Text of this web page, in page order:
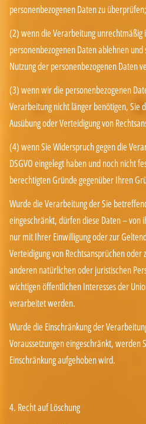
personenbezogenen Daten zu überprüfen;
(2) wenn die Verarbeitung unrechtmäßig
personenbezogenen Daten ablehnen
Nutzung der personenbezogenen Daten
(3) wenn wir die personenbezogenen
Verarbeitung nicht länger benötigen, Sie
Ausübung oder Verteidigung von
(4) wenn Sie Widerspruch gegen die
DSGVO eingelegt haben und noch nicht
berechtigten Gründe gegenüber Ihren
Wurde die Verarbeitung der Sie
eingeschränkt, dürfen diese Daten – von
nur mit Ihrer Einwilligung oder zur
Verteidigung von Rechtsansprüchen oder
anderen natürlichen oder juristischen
wichtigen öffentlichen Interesses der
verarbeitet werden.
Wurde die Einschränkung der
Voraussetzungen eingeschränkt, werden
Einschränkung aufgehoben wird.
4. Recht auf Löschung